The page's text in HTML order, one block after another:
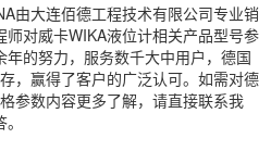
由大连佰德工程技术有限公司专业销
对威卡WIKA液位计相关产品型号参
的努力，服务数千大中用户，德国
，赢得了客户的广泛认可。如需对德
参数内容更多了解，请直接联系我